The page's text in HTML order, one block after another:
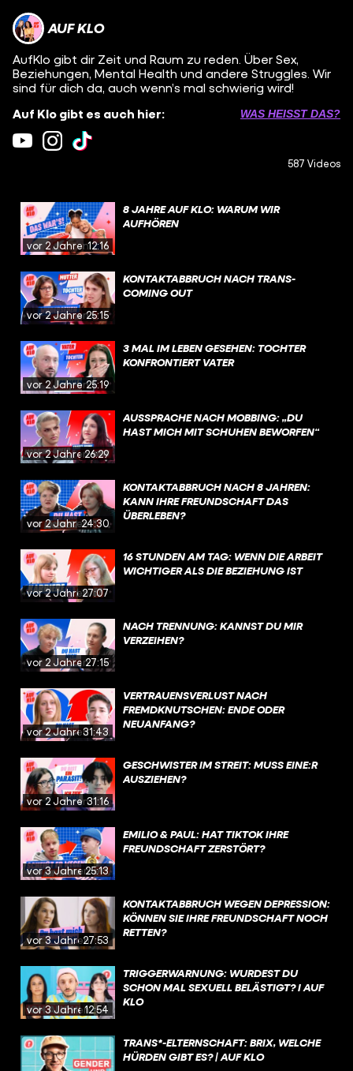
AUF KLO
AufKlo gibt dir Zeit und Raum zu reden. Über Sex,
Beziehungen, Mental Health und andere Struggles. Wir
sind für dich da, auch wenn’s mal schwierig wird!
Auf Klo gibt es auch hier:
WAS HEISST DAS?
587 Videos
vor 2 Jahren12:16
8 JAHRE AUF KLO: WARUM WIR
AUFHÖREN
vor 2 Jahren25:15
KONTAKTABBRUCH NACH TRANS-
COMING OUT
vor 2 Jahren25:19
3 MAL IM LEBEN GESEHEN: TOCHTER
KONFRONTIERT VATER
vor 2 Jahren26:29
AUSSPRACHE NACH MOBBING: „DU
HAST MICH MIT SCHUHEN BEWORFEN“
vor 2 Jahren24:30
KONTAKTABBRUCH NACH 8 JAHREN:
KANN IHRE FREUNDSCHAFT DAS
ÜBERLEBEN?
vor 2 Jahren27:07
16 STUNDEN AM TAG: WENN DIE ARBEIT
WICHTIGER ALS DIE BEZIEHUNG IST
vor 2 Jahren27:15
NACH TRENNUNG: KANNST DU MIR
VERZEIHEN?
vor 2 Jahren31:43
VERTRAUENSVERLUST NACH
FREMDKNUTSCHEN: ENDE ODER
NEUANFANG?
vor 2 Jahren31:16
GESCHWISTER IM STREIT: MUSS EINE:R
AUSZIEHEN?
vor 3 Jahren25:13
EMILIO & PAUL: HAT TIKTOK IHRE
FREUNDSCHAFT ZERSTÖRT?
vor 3 Jahren27:53
KONTAKTABBRUCH WEGEN DEPRESSION:
KÖNNEN SIE IHRE FREUNDSCHAFT NOCH
RETTEN?
vor 3 Jahren12:54
TRIGGERWARNUNG: WURDEST DU
SCHON MAL SEXUELL BELÄSTIGT? I AUF
KLO
TRANS*-ELTERNSCHAFT: BRIX, WELCHE
HÜRDEN GIBT ES? | AUF KLO